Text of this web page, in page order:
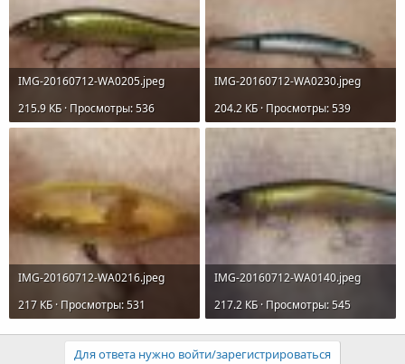
IMG-20160712-WA0205.jpeg
215.9 КБ · Просмотры: 536
IMG-20160712-WA0230.jpeg
204.2 КБ · Просмотры: 539
IMG-20160712-WA0216.jpeg
217 КБ · Просмотры: 531
IMG-20160712-WA0140.jpeg
217.2 КБ · Просмотры: 545
Для ответа нужно войти/зарегистрироваться